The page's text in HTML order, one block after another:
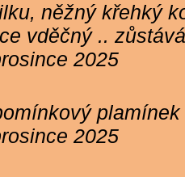
něžný křehký
vděčný ..
2025
2025